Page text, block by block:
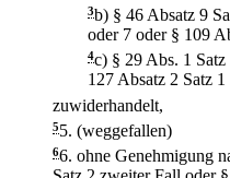
3b) § 46 Absatz 9
oder 7 oder § 109
4c) § 29 Abs. 1
127 Absatz 2 Satz
zuwiderhandelt,
55. (weggefallen)
66. ohne Genehmigung